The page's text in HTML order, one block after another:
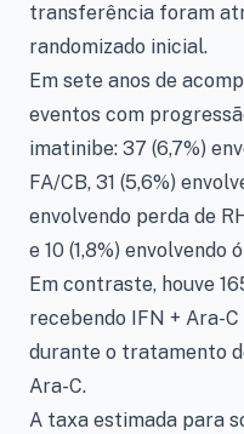
transferência foram
randomizado inicial.
Em sete anos de
eventos com
imatinibe: 37 (6,7%)
FA/CB, 31 (5,6%)
envolvendo perda de
e 10 (1,8%) envolvendo
Em contraste, houve
recebendo IFN + Ara-
durante o tratamento
Ara-C.
A taxa estimada para